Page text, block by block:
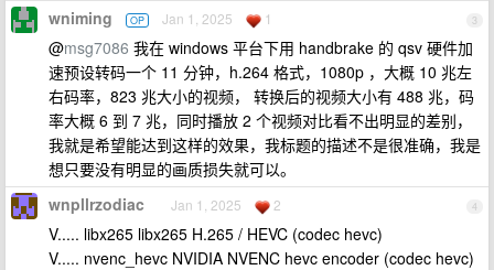
3
wniming OP Jan 1, 2025 1
@msg7086 我在 windows 平台下用 handbrake 的 qsv 硬件加
速预设转码一个 11 分钟，h.264 格式，1080p ，大概 10 兆左
右码率，823 兆大小的视频， 转换后的视频大小有 488 兆，码
率大概 6 到 7 兆，同时播放 2 个视频对比看不出明显的差别，
我就是希望能达到这样的效果，我标题的描述不是很准确，我是
想只要没有明显的画质损失就可以。
4
wnpllrzodiac Jan 1, 2025 2
V..... libx265 libx265 H.265 / HEVC (codec hevc)
V..... nvenc_hevc NVIDIA NVENC hevc encoder (codec hevc)